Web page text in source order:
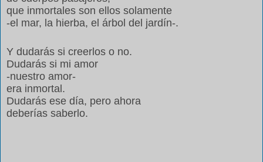
que inmortales son ellos solamente
-el mar, la hierba, el árbol del jardín-.
Y dudarás si creerlos o no.
Dudarás si mi amor
-nuestro amor-
era inmortal.
Dudarás ese día, pero ahora
deberías saberlo.